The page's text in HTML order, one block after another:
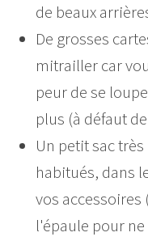
de beaux
De grosses
mitrailler car
peur de se
plus (à défaut
Un petit sac
habitués, dans
vos accessoires
l'épaule pour